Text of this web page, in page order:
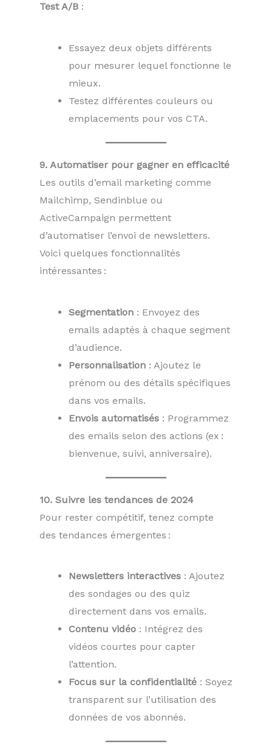
Test A/B :
Essayez deux objets différents
pour mesurer lequel fonctionne le
mieux.
Testez différentes couleurs ou
emplacements pour vos CTA.
9. Automatiser pour gagner en efficacité
Les outils d’email marketing comme
Mailchimp, Sendinblue ou
ActiveCampaign permettent
d’automatiser l’envoi de newsletters.
Voici quelques fonctionnalités
intéressantes :
Segmentation : Envoyez des
emails adaptés à chaque segment
d’audience.
Personnalisation : Ajoutez le
prénom ou des détails spécifiques
dans vos emails.
Envois automatisés : Programmez
des emails selon des actions (ex :
bienvenue, suivi, anniversaire).
10. Suivre les tendances de 2024
Pour rester compétitif, tenez compte
des tendances émergentes :
Newsletters interactives : Ajoutez
des sondages ou des quiz
directement dans vos emails.
Contenu vidéo : Intégrez des
vidéos courtes pour capter
l’attention.
Focus sur la confidentialité : Soyez
transparent sur l’utilisation des
données de vos abonnés.